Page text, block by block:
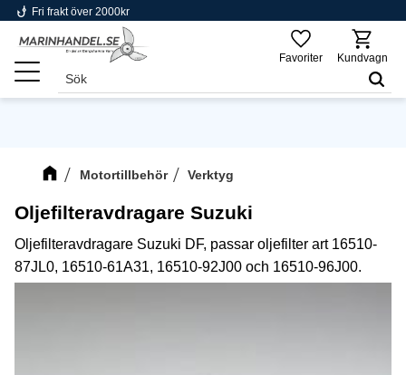
Meny
phishing Fri frakt över 2000kr
Favoriter Kundvagn
Motortillbehör Verktyg
Oljefilteravdragare Suzuki
Oljefilteravdragare Suzuki DF, passar oljefilter art 16510-
87JL0, 16510-61A31, 16510-92J00 och 16510-96J00.